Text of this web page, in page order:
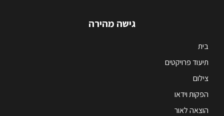
גישה מהירה
בית
תיעוד פרויקטים
צילום
הפקות וידאו
הוצאה לאור